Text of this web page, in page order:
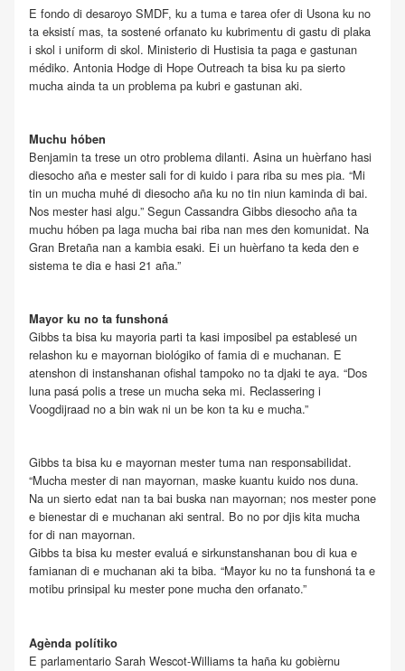
E fondo di desaroyo SMDF, ku a tuma e tarea ofer di Usona ku no
ta eksistí mas, ta sostené orfanato ku kubrimentu di gastu di plaka
i skol i uniform di skol. Ministerio di Hustisia ta paga e gastunan
médiko. Antonia Hodge di Hope Outreach ta bisa ku pa sierto
mucha ainda ta un problema pa kubri e gastunan aki.
Muchu hóben
Benjamin ta trese un otro problema dilanti. Asina un huèrfano hasi
diesocho aña e mester sali for di kuido i para riba su mes pia. “Mi
tin un mucha muhé di diesocho aña ku no tin niun kaminda di bai.
Nos mester hasi algu.” Segun Cassandra Gibbs diesocho aña ta
muchu hóben pa laga mucha bai riba nan mes den komunidat. Na
Gran Bretaña nan a kambia esaki. Ei un huèrfano ta keda den e
sistema te dia e hasi 21 aña.”
Mayor ku no ta funshoná
Gibbs ta bisa ku mayoria parti ta kasi imposibel pa establesé un
relashon ku e mayornan biológiko of famia di e muchanan. E
atenshon di instanshanan ofishal tampoko no ta djaki te aya. “Dos
luna pasá polis a trese un mucha seka mi. Reclassering i
Voogdijraad no a bin wak ni un be kon ta ku e mucha.”
Gibbs ta bisa ku e mayornan mester tuma nan responsabilidat.
“Mucha mester di nan mayornan, maske kuantu kuido nos duna.
Na un sierto edat nan ta bai buska nan mayornan; nos mester pone
e bienestar di e muchanan aki sentral. Bo no por djis kita mucha
for di nan mayornan.
Gibbs ta bisa ku mester evaluá e sirkunstanshanan bou di kua e
famianan di e muchanan aki ta biba. “Mayor ku no ta funshoná ta e
motibu prinsipal ku mester pone mucha den orfanato.”
Agènda polítiko
E parlamentario Sarah Wescot-Williams ta haña ku gobièrnu